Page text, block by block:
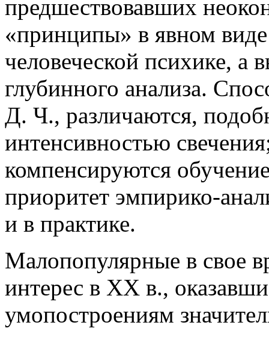
предшествовавших
«принципы» в явном
человеческой психике,
глубинного анализа.
Д. Ч., различаются,
интенсивностью
компенсируются
приоритет эмпирико-
и в практике.
Малопопулярные в свое
интерес в XX в.,
умопостроениям